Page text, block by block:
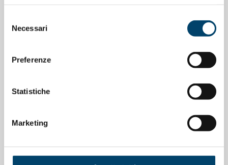
delNecessari
Preferenze
Statistiche
Marketing
ONDA ONDANOTIZIE ONDA PER IL SISTEMA SANITARIO
La salute cardiovascolare nelle donne